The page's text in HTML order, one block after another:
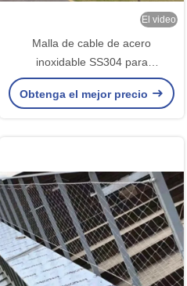
El video
Malla de cable de acero
inoxidable SS304 para
barandilla, malla de zoológico,
valla de aviario, barandilla de
Obtenga el mejor precio